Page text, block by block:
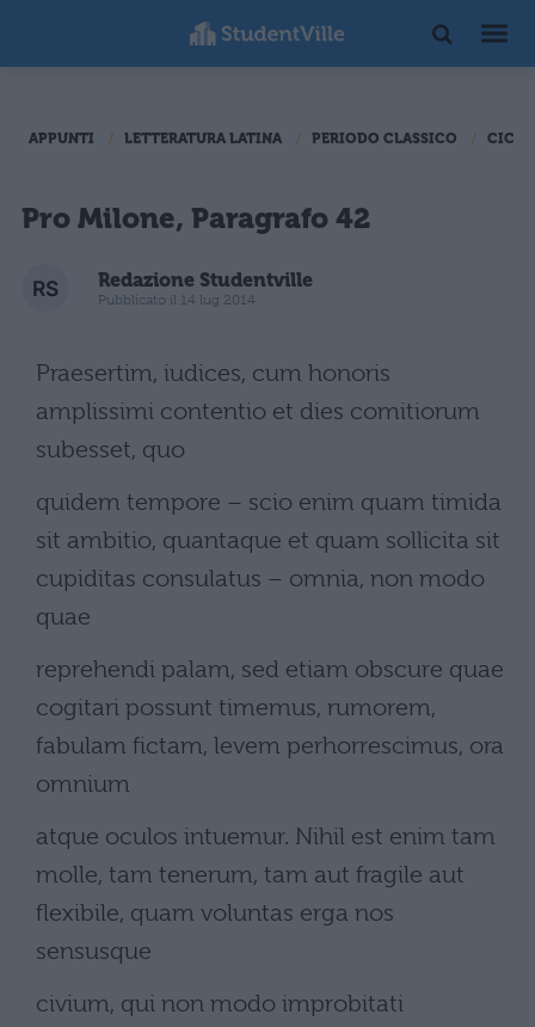
APPUNTI LETTERATURA LATINA PERIODO CLASSICO
Pro Milone, Paragrafo 42
Redazione Studentville
Pubblicato il 14 lug 2014
Praesertim, iudices, cum honoris
amplissimi contentio et dies comitiorum
subesset, quo
quidem tempore – scio enim quam timida
sit ambitio, quantaque et quam sollicita sit
cupiditas consulatus – omnia, non modo
quae
reprehendi palam, sed etiam obscure quae
cogitari possunt timemus, rumorem,
fabulam fictam, levem perhorrescimus, ora
omnium
atque oculos intuemur. Nihil est enim tam
molle, tam tenerum, tam aut fragile aut
flexibile, quam voluntas erga nos
sensusque
civium, qui non modo improbitati